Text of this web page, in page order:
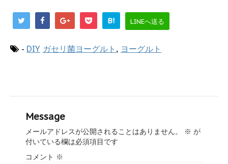
B! LINEへ送る
- DIY ガセリ菌ヨーグルト , ヨーグルト
Message
メールアドレスが公開されることはありません。 ※ が
付いている欄は必須項目です
コメント ※